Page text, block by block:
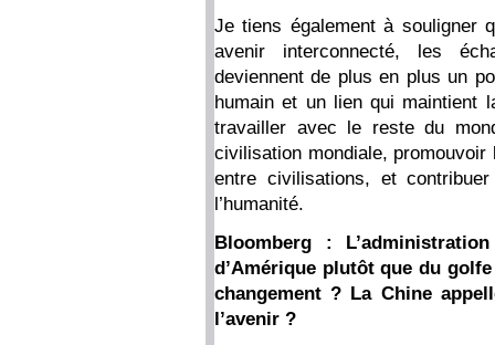
Je tiens également à souligner
avenir interconnecté, les
deviennent de plus en plus un
humain et un lien qui maintient
travailler avec le reste du
civilisation mondiale, promouvoir
entre civilisations, et
l’humanité.
Bloomberg :
d’Amérique plutôt que du
changement ? La Chine
l’avenir ?